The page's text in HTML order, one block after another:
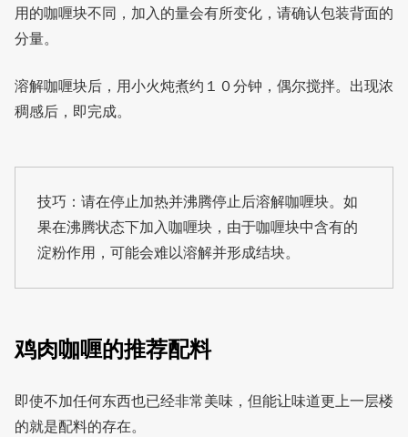
用的咖喱块不同，加入的量会有所变化，请确认包装背面的
分量。
溶解咖喱块后，用小火炖煮约１０分钟，偶尔搅拌。出现浓
稠感后，即完成。
技巧：请在停止加热并沸腾停止后溶解咖喱块。如
果在沸腾状态下加入咖喱块，由于咖喱块中含有的
淀粉作用，可能会难以溶解并形成结块。
鸡肉咖喱的推荐配料
即使不加任何东西也已经非常美味，但能让味道更上一层楼
的就是配料的存在。